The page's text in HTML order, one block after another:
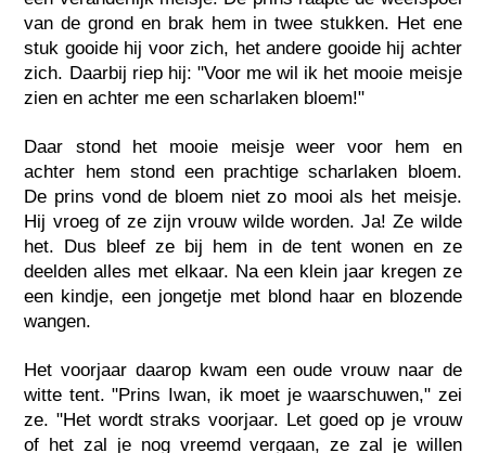
van de grond en brak hem in twee stukken. Het ene
stuk gooide hij voor zich, het andere gooide hij achter
zich. Daarbij riep hij: "Voor me wil ik het mooie meisje
zien en achter me een scharlaken bloem!"
Daar stond het mooie meisje weer voor hem en
achter hem stond een prachtige scharlaken bloem.
De prins vond de bloem niet zo mooi als het meisje.
Hij vroeg of ze zijn vrouw wilde worden. Ja! Ze wilde
het. Dus bleef ze bij hem in de tent wonen en ze
deelden alles met elkaar. Na een klein jaar kregen ze
een kindje, een jongetje met blond haar en blozende
wangen.
Het voorjaar daarop kwam een oude vrouw naar de
witte tent. "Prins Iwan, ik moet je waarschuwen," zei
ze. "Het wordt straks voorjaar. Let goed op je vrouw
of het zal je nog vreemd vergaan, ze zal je willen